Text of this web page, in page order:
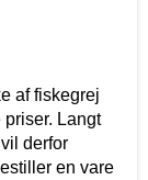
af fiskegrej
Langt
derfor
en vare